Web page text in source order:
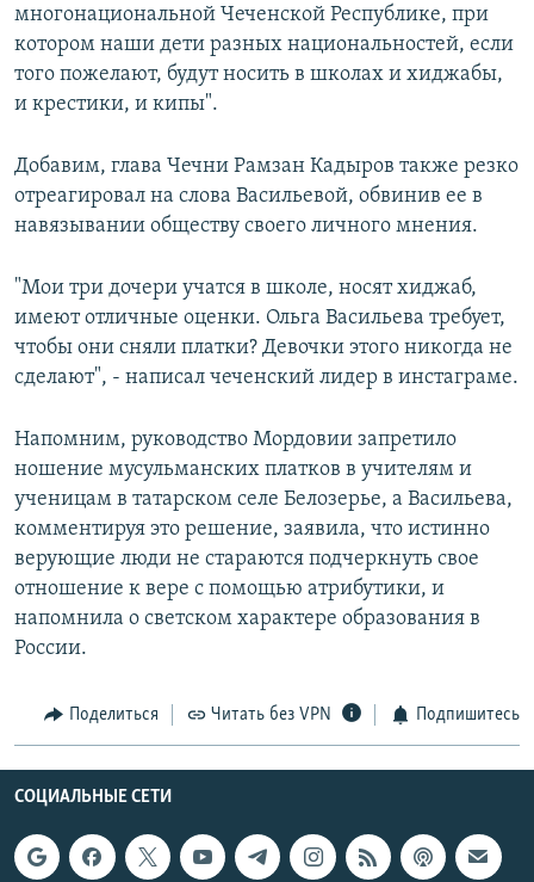
многонациональной Чеченской Республике, при
котором наши дети разных национальностей, если
того пожелают, будут носить в школах и хиджабы,
и крестики, и кипы".
Добавим, глава Чечни Рамзан Кадыров также резко
отреагировал на слова Васильевой, обвинив ее в
навязывании обществу своего личного мнения.
"Мои три дочери учатся в школе, носят хиджаб,
имеют отличные оценки. Ольга Васильева требует,
чтобы они сняли платки? Девочки этого никогда не
сделают", - написал чеченский лидер в инстаграме.
Напомним, руководство Мордовии запретило
ношение мусульманских платков в учителям и
ученицам в татарском селе Белозерье, а Васильева,
комментируя это решение, заявила, что истинно
верующие люди не стараются подчеркнуть свое
отношение к вере с помощью атрибутики, и
напомнила о светском характере образования в
России.
Поделиться Читать без VPN Подпишитесь
СОЦИАЛЬНЫЕ СЕТИ